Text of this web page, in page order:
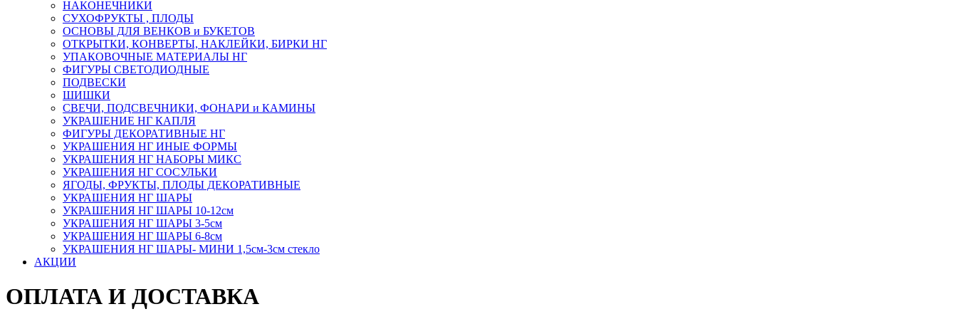
НАКОНЕЧНИКИ
СУХОФРУКТЫ , ПЛОДЫ
ОСНОВЫ ДЛЯ ВЕНКОВ и БУКЕТОВ
ОТКРЫТКИ, КОНВЕРТЫ, НАКЛЕЙКИ, БИРКИ НГ
УПАКОВОЧНЫЕ МАТЕРИАЛЫ НГ
ФИГУРЫ СВЕТОДИОДНЫЕ
ПОДВЕСКИ
ШИШКИ
СВЕЧИ, ПОДСВЕЧНИКИ, ФОНАРИ и КАМИНЫ
УКРАШЕНИЕ НГ КАПЛЯ
ФИГУРЫ ДЕКОРАТИВНЫЕ НГ
УКРАШЕНИЯ НГ ИНЫЕ ФОРМЫ
УКРАШЕНИЯ НГ НАБОРЫ МИКС
УКРАШЕНИЯ НГ СОСУЛЬКИ
ЯГОДЫ, ФРУКТЫ, ПЛОДЫ ДЕКОРАТИВНЫЕ
УКРАШЕНИЯ НГ ШАРЫ
УКРАШЕНИЯ НГ ШАРЫ 10-12см
УКРАШЕНИЯ НГ ШАРЫ 3-5см
УКРАШЕНИЯ НГ ШАРЫ 6-8см
УКРАШЕНИЯ НГ ШАРЫ- МИНИ 1,5см-3см стекло
АКЦИИ
ОПЛАТА И ДОСТАВКА